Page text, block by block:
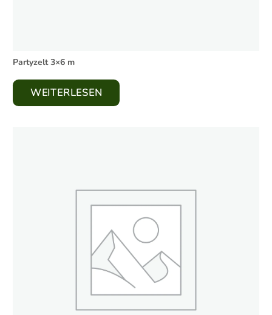
Partyzelt 3×6 m
WEITERLESEN